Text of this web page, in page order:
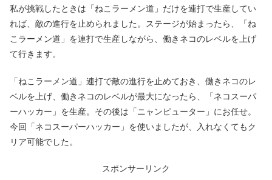
私が挑戦したときは「ねこラーメン道」だけを連打で生産してい
れば、敵の進行を止められました。ステージが始まったら、「ね
こラーメン道」を連打で生産しながら、働きネコのレベルを上げ
て行きます。
「ねこラーメン道」連打で敵の進行を止めておき、働きネコのレ
ベルを上げ、働きネコのレベルが最大になったら、「ネコスーパ
ーハッカー」を生産。その後は「ニャンピューター」にお任せ。
今回「ネコスーパーハッカー」を使いましたが、入れなくてもク
リア可能でした。
スポンサーリンク